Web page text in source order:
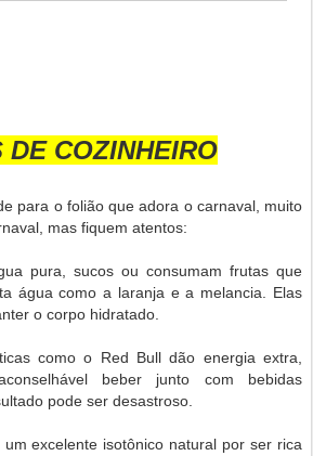
DE COZINHEIRO
para o folião que adora o carnaval, muito
mas fiquem atentos:
pura, sucos ou consumam frutas que
água como a laranja e a melancia. Elas
o corpo hidratado.
como o Red Bull dão energia extra,
beber junto com bebidas
pode ser desastroso.
excelente isotônico natural por ser rica